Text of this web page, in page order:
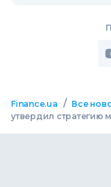
Finance.ua / Все
утвердил стратегию